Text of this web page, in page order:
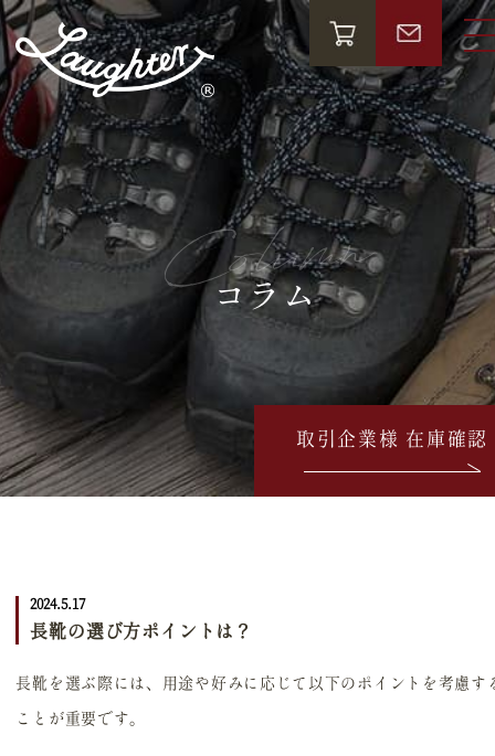
Column
コラム
取引企業様 在庫確認
2024.5.17
長靴の選び方ポイントは？
長靴を選ぶ際には、用途や好みに応じて以下のポイントを考慮す
ことが重要です。